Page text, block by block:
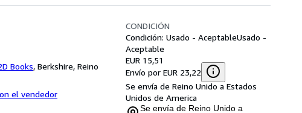
Books, Berkshire, Reino
el vendedor
CONDICIÓN
Condición: Usado - AceptableUsado -
Aceptable
EUR 15,51
Envío por EUR 23,22
Se envía de Reino Unido a Estados
Unidos de America
Se envía de Reino Unido a